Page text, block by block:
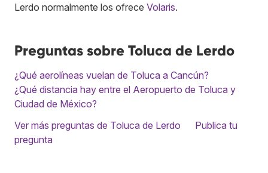
Lerdo normalmente los ofrece Volaris.
Preguntas sobre Toluca de Lerdo
¿Qué aerolíneas vuelan de Toluca a Cancún?
¿Qué distancia hay entre el Aeropuerto de Toluca y
Ciudad de México?
Ver más preguntas de Toluca de Lerdo
Publica tu
pregunta